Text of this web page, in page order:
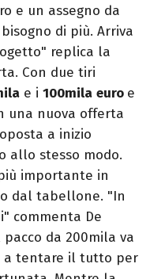
e un assegno da
di più. Arriva
replica la
Con due tiri
e i 100mila euro e
una nuova offerta
a inizio
allo stesso modo.
importante in
dal tabellone. "In
commenta De
da 200mila va
a tentare il tutto per